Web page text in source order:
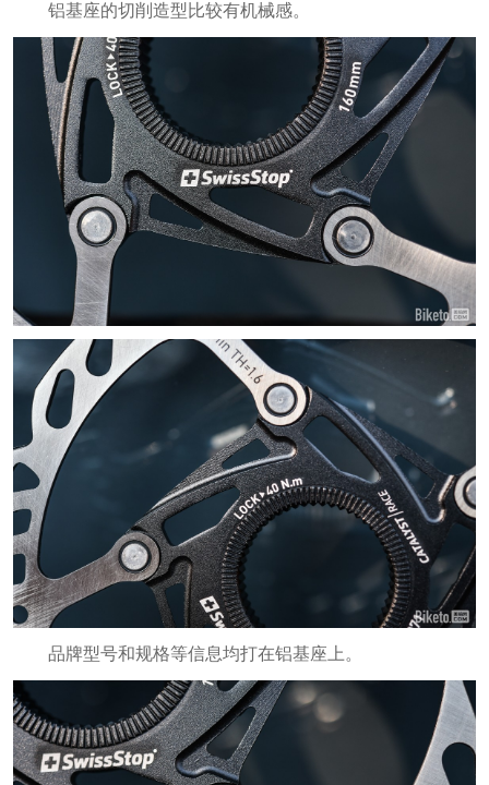
铝基座的切削造型比较有机械感。
品牌型号和规格等信息均打在铝基座上。